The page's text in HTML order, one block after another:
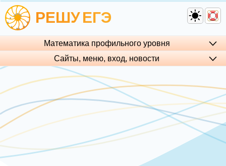
РЕШУЕГЭ
Математика профильного уровня
Сайты, меню, вход, но­во­сти